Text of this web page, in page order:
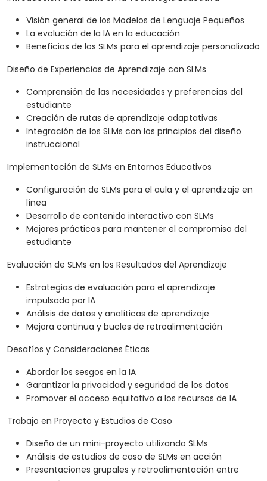
Visión general de los Modelos de Lenguaje Pequeños
La evolución de la IA en la educación
Beneficios de los SLMs para el aprendizaje personalizado
Diseño de Experiencias de Aprendizaje con SLMs
Comprensión de las necesidades y preferencias del
estudiante
Creación de rutas de aprendizaje adaptativas
Integración de los SLMs con los principios del diseño
instruccional
Implementación de SLMs en Entornos Educativos
Configuración de SLMs para el aula y el aprendizaje en
línea
Desarrollo de contenido interactivo con SLMs
Mejores prácticas para mantener el compromiso del
estudiante
Evaluación de SLMs en los Resultados del Aprendizaje
Estrategias de evaluación para el aprendizaje
impulsado por IA
Análisis de datos y analíticas de aprendizaje
Mejora continua y bucles de retroalimentación
Desafíos y Consideraciones Éticas
Abordar los sesgos en la IA
Garantizar la privacidad y seguridad de los datos
Promover el acceso equitativo a los recursos de IA
Trabajo en Proyecto y Estudios de Caso
Diseño de un mini-proyecto utilizando SLMs
Análisis de estudios de caso de SLMs en acción
Presentaciones grupales y retroalimentación entre